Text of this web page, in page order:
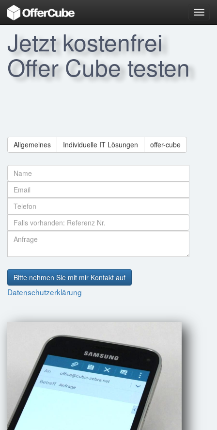
Jetzt kostenfrei
Offer Cube testen
Allgemeines Individuelle IT Lösungen offer-cube
Bitte nehmen Sie mit mir Kontakt auf
Datenschutzerklärung